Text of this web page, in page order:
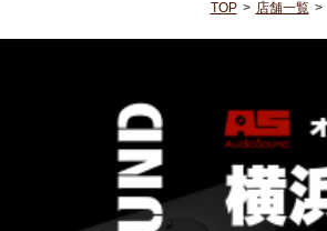
TOP 店舗一覧